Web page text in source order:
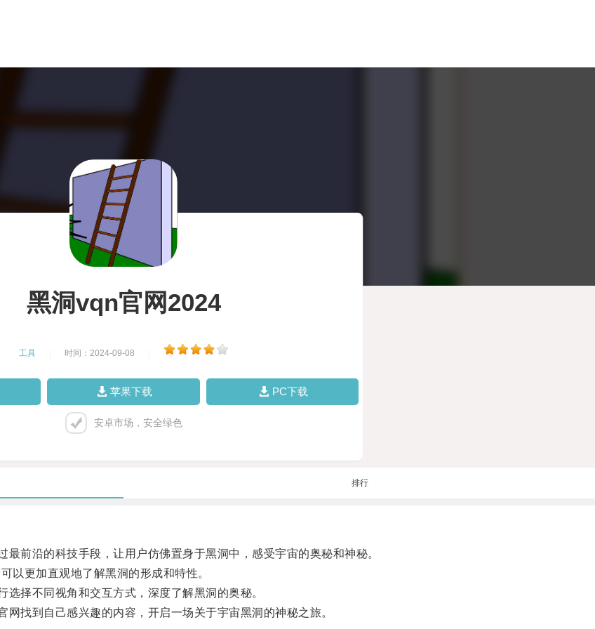
黑洞vqn官网2024
工具 时间：2024-09-08
苹果下载 PC下载
安卓市场，安全绿色
排行
沿的科技手段，让用户仿佛置身于黑洞中，感受宇宙的奥秘和神秘。
更加直观地了解黑洞的形成和特性。
择不同视角和交互方式，深度了解黑洞的奥秘。
到自己感兴趣的内容，开启一场关于宇宙黑洞的神秘之旅。